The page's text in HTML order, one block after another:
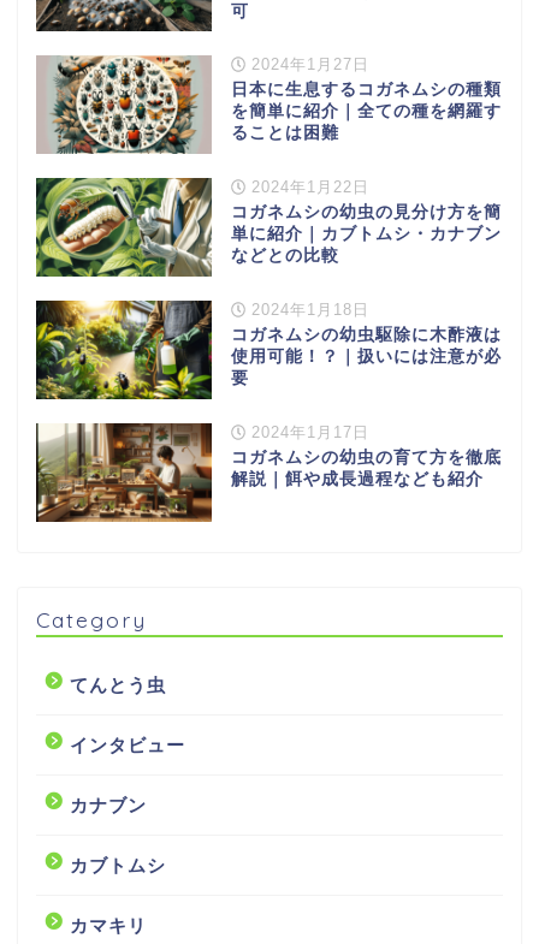
可
2024年1月27日
日本に生息するコガネムシの種類
を簡単に紹介｜全ての種を網羅す
ることは困難
2024年1月22日
コガネムシの幼虫の見分け方を簡
単に紹介｜カブトムシ・カナブン
などとの比較
2024年1月18日
コガネムシの幼虫駆除に木酢液は
使用可能！？｜扱いには注意が必
要
2024年1月17日
コガネムシの幼虫の育て方を徹底
解説｜餌や成長過程なども紹介
Category
てんとう虫
インタビュー
カナブン
カブトムシ
カマキリ